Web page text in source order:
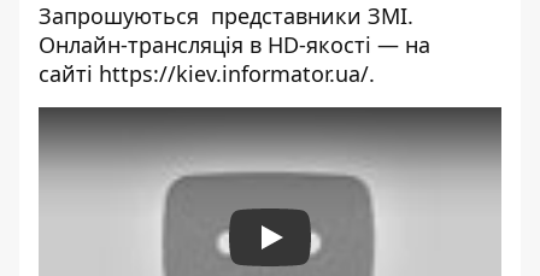
Запрошуються представники ЗМІ.
Онлайн-трансляція в HD-якості — на
сайті https://kiev.informator.ua/.
Play